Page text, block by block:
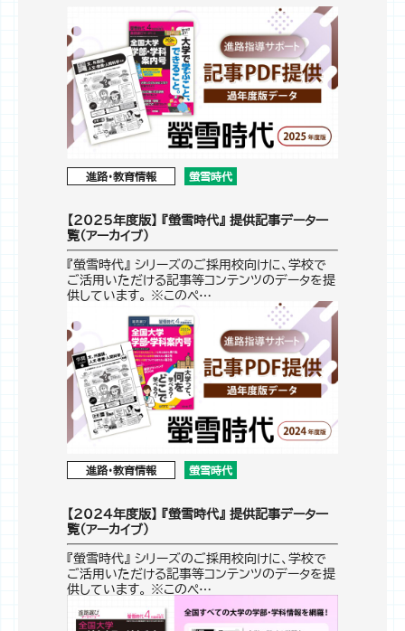
進路・教育情報 螢雪時代
【2025年度版】 『螢雪時代』 提供記事データ一
覧（アーカイブ）
『螢雪時代』 シリーズのご採用校向けに、学校で
ご活用いただける記事等コンテンツのデータを提
供しています。 ※このペ…
進路・教育情報 螢雪時代
【2024年度版】 『螢雪時代』 提供記事データ一
覧（アーカイブ）
『螢雪時代』 シリーズのご採用校向けに、学校で
ご活用いただける記事等コンテンツのデータを提
供しています。 ※このペ…